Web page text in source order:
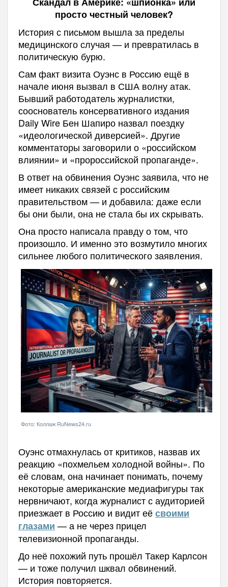
просто честный человек?
История с письмом вышла за пределы
медицинского случая — и превратилась в
политическую бурю.
Сам факт визита Оуэнс в Россию ещё в
начале июня вызвал в США волну атак.
Бывший работодатель журналистки,
сооснователь консервативного издания
Daily Wire Бен Шапиро назвал поездку
«идеологической диверсией». Другие
комментаторы заговорили о «российском
влиянии» и «пророссийской пропаганде».
В ответ на обвинения Оуэнс заявила, что не
имеет никаких связей с российским
правительством — и добавила: даже если
бы они были, она не стала бы их скрывать.
Она просто написала правду о том, что
произошло. И именно это возмутило многих
сильнее любого политического заявления.
Фото: Коллаж RuNews24.ru
Оуэнс отмахнулась от критиков, назвав их
реакцию «похмельем холодной войны». По
её словам, она начинает понимать, почему
некоторые американские медиафигуры так
нервничают, когда журналист с аудиторией
приезжает в Россию и видит еёсвоими
глазами — а не через прицел
телевизионной пропаганды.
До неё похожий путь прошёл Такер Карлсон
— и тоже получил шквал обвинений.
История повторяется.